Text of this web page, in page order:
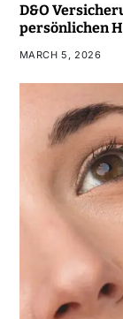
D&O
persönlichen
MARCH 5, 2026